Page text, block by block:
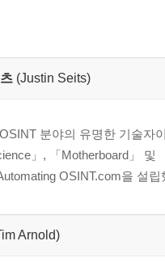
SSH
서의 패킷 스니핑
(Justin Seits)
분야의 유명한 기술자
」, 「Motherboard」
OSINT.com을 설
Arnold)